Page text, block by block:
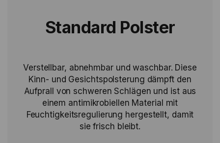
Standard Polster
Verstellbar, abnehmbar und waschbar. Diese
Kinn- und Gesichtspolsterung dämpft den
Aufprall von schweren Schlägen und ist aus
einem antimikrobiellen Material mit
Feuchtigkeitsregulierung hergestellt, damit
sie frisch bleibt.